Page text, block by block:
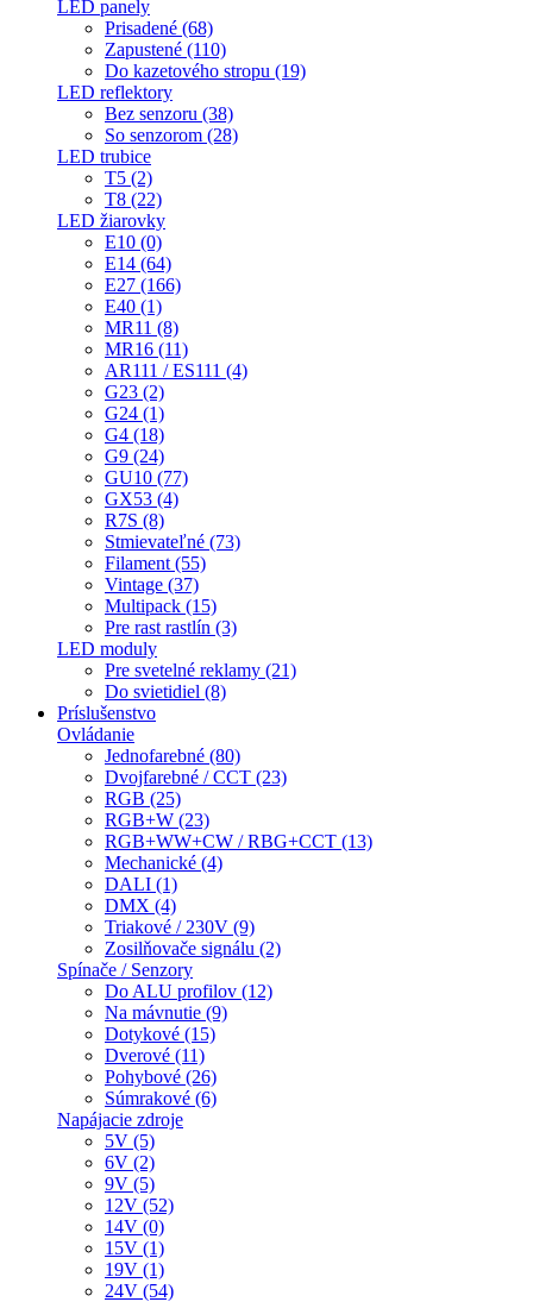
LED panely
Prisadené (68)
Zapustené (110)
Do kazetového stropu (19)
LED reflektory
Bez senzoru (38)
So senzorom (28)
LED trubice
T5 (2)
T8 (22)
LED žiarovky
E10 (0)
E14 (64)
E27 (166)
E40 (1)
MR11 (8)
MR16 (11)
AR111 / ES111 (4)
G23 (2)
G24 (1)
G4 (18)
G9 (24)
GU10 (77)
GX53 (4)
R7S (8)
Stmievateľné (73)
Filament (55)
Vintage (37)
Multipack (15)
Pre rast rastlín (3)
LED moduly
Pre svetelné reklamy (21)
Do svietidiel (8)
Príslušenstvo
Ovládanie
Jednofarebné (80)
Dvojfarebné / CCT (23)
RGB (25)
RGB+W (23)
RGB+WW+CW / RBG+CCT (13)
Mechanické (4)
DALI (1)
DMX (4)
Triakové / 230V (9)
Zosilňovače signálu (2)
Spínače / Senzory
Do ALU profilov (12)
Na mávnutie (9)
Dotykové (15)
Dverové (11)
Pohybové (26)
Súmrakové (6)
Napájacie zdroje
5V (5)
6V (2)
9V (5)
12V (52)
14V (0)
15V (1)
19V (1)
24V (54)